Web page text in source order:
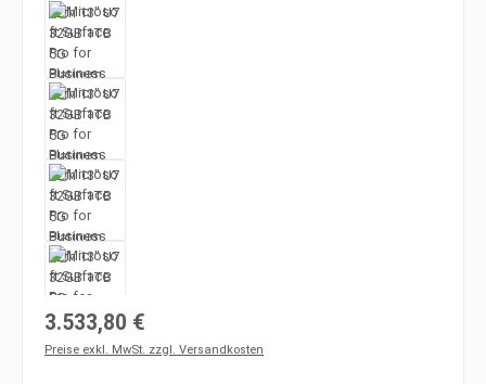
Regulärer Preis:
3.533,80 €
Preise exkl. MwSt. zzgl. Versandkosten